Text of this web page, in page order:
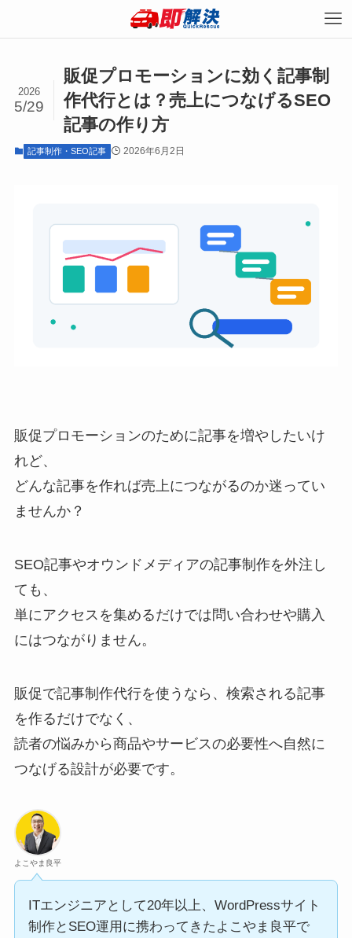
販促プロモーションに効く記事制
作代行とは？売上につなげるSEO
記事の作り方
2026
5/29
記事制作・SEO記事 2026年6月2日
販促プロモーションのために記事を増やしたいけ
れど、
どんな記事を作れば売上につながるのか迷ってい
ませんか？
SEO記事やオウンドメディアの記事制作を外注し
ても、
単にアクセスを集めるだけでは問い合わせや購入
にはつながりません。
販促で記事制作代行を使うなら、検索される記事
を作るだけでなく、
読者の悩みから商品やサービスの必要性へ自然に
つなげる設計が必要です。
よこやま良平
ITエンジニアとして20年以上、WordPressサイト
制作とSEO運用に携わってきたよこやま良平で